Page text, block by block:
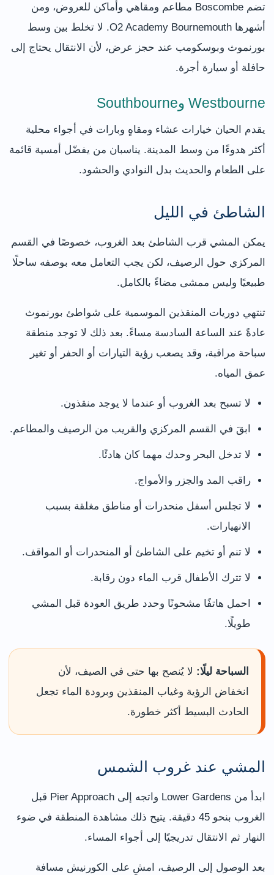
تضم Boscombe مطاعم ومقاهي وأماكن للعروض، ومن
أشهرها O2 Academy Bournemouth. لا تخلط بين وسط
بورنموث وبوسكومب عند حجز عرض، لأن الانتقال يحتاج إلى
حافلة أو سيارة أجرة.
Westbourne وSouthbourne
يقدم الحيان خيارات عشاء ومقاهٍ وبارات في أجواء محلية
أكثر هدوءًا من وسط المدينة. يناسبان من يفضّل أمسية قائمة
على الطعام والحديث بدل النوادي والحشود.
الشاطئ في الليل
يمكن المشي قرب الشاطئ بعد الغروب، خصوصًا في القسم
المركزي حول الرصيف، لكن يجب التعامل معه بوصفه ساحلًا
طبيعيًا وليس ممشى مضاءً بالكامل.
تنتهي دوريات المنقذين الموسمية على شواطئ بورنموث
عادةً عند الساعة السادسة مساءً. بعد ذلك لا توجد منطقة
سباحة مراقبة، وقد يصعب رؤية التيارات أو الحفر أو تغير
عمق المياه.
لا تسبح بعد الغروب أو عندما لا يوجد منقذون.
ابقَ في القسم المركزي والقريب من الرصيف والمطاعم.
لا تدخل البحر وحدك مهما كان هادئًا.
راقب المد والجزر والأمواج.
لا تجلس أسفل منحدرات أو مناطق مغلقة بسبب
الانهيارات.
لا تنم أو تخيم على الشاطئ أو المنحدرات أو المواقف.
لا تترك الأطفال قرب الماء دون رقابة.
احمل هاتفًا مشحونًا وحدد طريق العودة قبل المشي
طويلًا.
السباحة ليلًا: لا يُنصح بها حتى في الصيف، لأن
انخفاض الرؤية وغياب المنقذين وبرودة الماء تجعل
الحادث البسيط أكثر خطورة.
المشي عند غروب الشمس
ابدأ من Lower Gardens واتجه إلى Pier Approach قبل
الغروب بنحو 45 دقيقة. يتيح ذلك مشاهدة المنطقة في ضوء
النهار ثم الانتقال تدريجيًا إلى أجواء المساء.
بعد الوصول إلى الرصيف، امشِ على الكورنيش مسافة